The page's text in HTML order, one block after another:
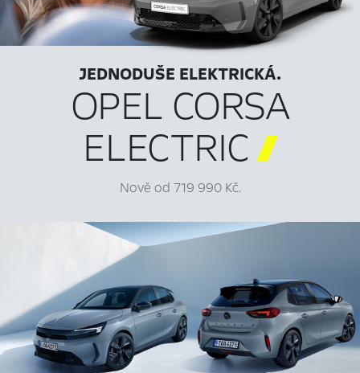
JEDNODUŠE ELEKTRICKÁ.
OPEL CORSA
ELECTRIC
Nově od 719 990 Kč.